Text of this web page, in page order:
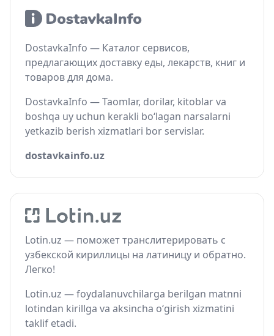
DostavkaInfo — Каталог сервисов,
предлагающих доставку еды, лекарств, книг и
товаров для дома.
DostavkaInfo — Taomlar, dorilar, kitoblar va
boshqa uy uchun kerakli bo‘lagan narsalarni
yetkazib berish xizmatlari bor servislar.
dostavkainfo.uz
Lotin.uz — поможет транслитерировать с
узбекской кириллицы на латиницу и обратно.
Легко!
Lotin.uz — foydalanuvchilarga berilgan matnni
lotindan kirillga va aksincha o‘girish xizmatini
taklif etadi.